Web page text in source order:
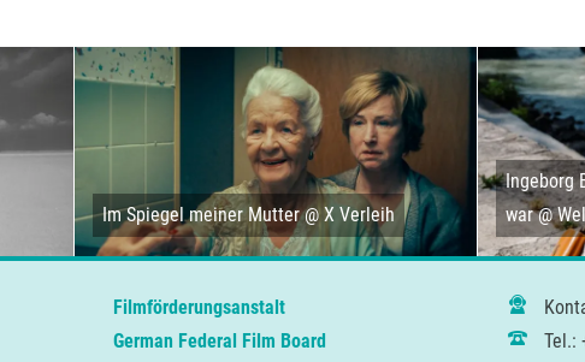
Im Spiegel meiner Mutter @ X Verleih
Ingeborg
war @
Filmförderungsanstalt
German Federal Film Board
Tel.: